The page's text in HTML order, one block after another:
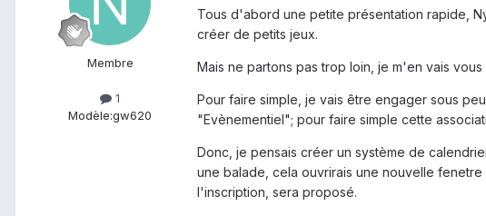
Membre
1
Modèle:gw620
Tous d'abord une petite présentation rapide,
créer de petits jeux.
Mais ne partons pas trop loin, je m'en vais
Pour faire simple, je vais être engager sous
"Evènementiel"; pour faire simple cette
Donc, je pensais créer un système de
une balade, cela ouvrirais une nouvelle
l'inscription, sera proposé.